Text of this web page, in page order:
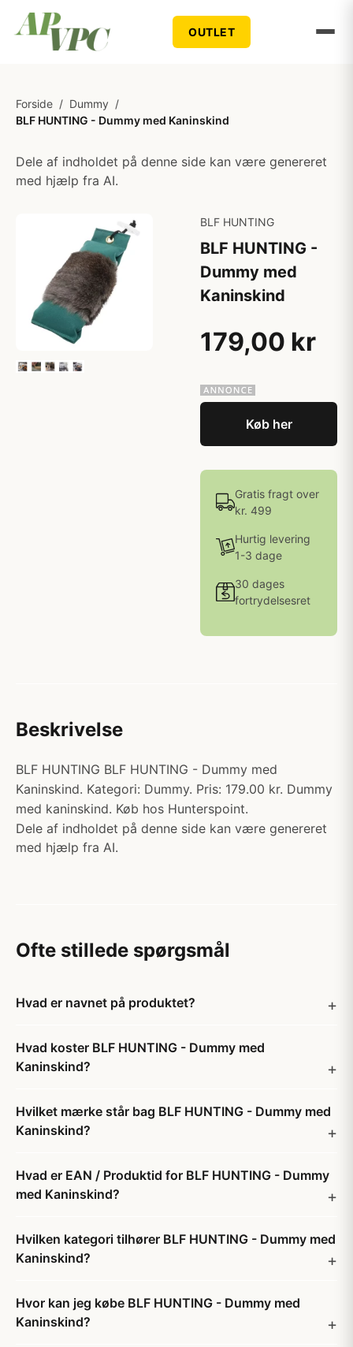
OUTLET
Forside / Dummy /
BLF HUNTING - Dummy med Kaninskind
Dele af indholdet på denne side kan være genereret
med hjælp fra AI.
BLF HUNTING
BLF HUNTING -
Dummy med
Kaninskind
179,00 kr
Køb her
Gratis fragt over
kr. 499
Hurtig levering
1-3 dage
30 dages
fortrydelsesret
Beskrivelse
BLF HUNTING BLF HUNTING - Dummy med
Kaninskind. Kategori: Dummy. Pris: 179.00 kr. Dummy
med kaninskind. Køb hos Hunterspoint.
Dele af indholdet på denne side kan være genereret
med hjælp fra AI.
Ofte stillede spørgsmål
Hvad er navnet på produktet?
Hvad koster BLF HUNTING - Dummy med
Kaninskind?
Hvilket mærke står bag BLF HUNTING - Dummy med
Kaninskind?
Hvad er EAN / Produktid for BLF HUNTING - Dummy
med Kaninskind?
Hvilken kategori tilhører BLF HUNTING - Dummy med
Kaninskind?
Hvor kan jeg købe BLF HUNTING - Dummy med
Kaninskind?